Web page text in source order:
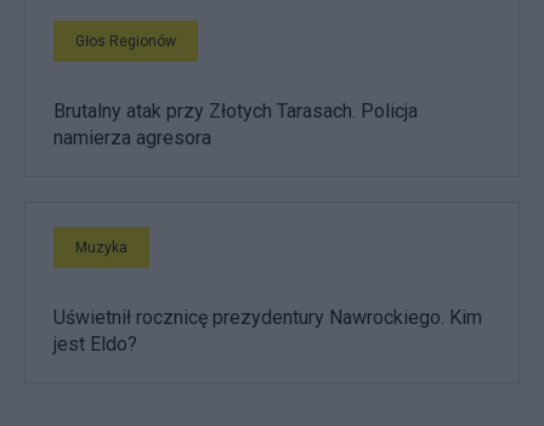
Głos Regionów
Brutalny atak przy Złotych Tarasach. Policja
namierza agresora
Muzyka
Uświetnił rocznicę prezydentury Nawrockiego. Kim
jest Eldo?